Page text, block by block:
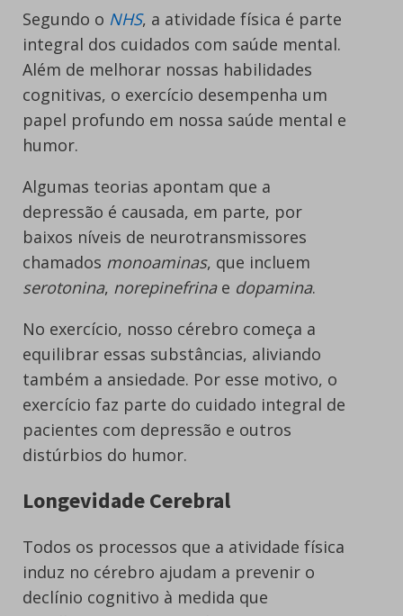
Segundo o NHS, a atividade física é parte
integral dos cuidados com saúde mental.
Além de melhorar nossas habilidades
cognitivas, o exercício desempenha um
papel profundo em nossa saúde mental e
humor.
Algumas teorias apontam que a
depressão é causada, em parte, por
baixos níveis de neurotransmissores
chamados monoaminas, que incluem
serotonina, norepinefrinae dopamina.
No exercício, nosso cérebro começa a
equilibrar essas substâncias, aliviando
também a ansiedade. Por esse motivo, o
exercício faz parte do cuidado integral de
pacientes com depressão e outros
distúrbios do humor.
Longevidade Cerebral
Todos os processos que a atividade física
induz no cérebro ajudam a prevenir o
declínio cognitivo à medida que